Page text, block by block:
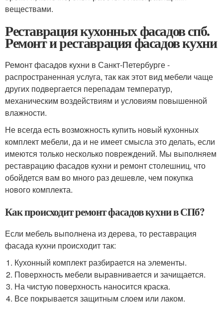
веществами.
Реставрация кухонных фасадов спб.
Ремонт и реставрация фасадов кухни
Ремонт фасадов кухни в Санкт-Петербурге -
распространенная услуга, так как этот вид мебели чаще
других подвергается перепадам температур,
механическим воздействиям и условиям повышенной
влажности.
Не всегда есть возможность купить новый кухонных
комплект мебели, да и не имеет смысла это делать, если
имеются только несколько повреждений. Мы выполняем
реставрацию фасадов кухни и ремонт столешниц, что
обойдется вам во много раз дешевле, чем покупка
нового комплекта.
Как происходит ремонт фасадов кухни в СПб?
Если мебель выполнена из дерева, то реставрация
фасада кухни происходит так:
Кухонный комплект разбирается на элементы.
Поверхность мебели выравнивается и зачищается.
На чистую поверхность наносится краска.
Все покрывается защитным слоем или лаком.